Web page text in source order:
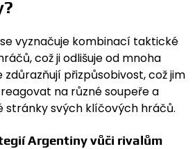
vyznačuje kombinací taktické
což ji odlišuje od mnoha
přizpůsobivost, což jim
na různé soupeře a
stránky svých klíčových hráčů.
Argentiny vůči rivalům